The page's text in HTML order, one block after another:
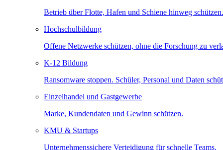
Betrieb über Flotte, Hafen und Schiene hinweg schützen.
Hochschulbildung
Offene Netzwerke schützen, ohne die Forschung zu
K-12 Bildung
Ransomware stoppen. Schüler, Personal und Daten
Einzelhandel und Gastgewerbe
Marke, Kundendaten und Gewinn schützen.
KMU & Startups
Unternehmenssichere Verteidigung für schnelle Teams.